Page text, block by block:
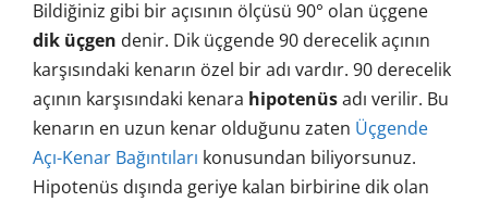
Bildiğiniz gibi bir açısının ölçüsü 90° olan üçgene
dik üçgen denir. Dik üçgende 90 derecelik açının
karşısındaki kenarın özel bir adı vardır. 90 derecelik
açının karşısındaki kenara hipotenüsadı verilir. Bu
kenarın en uzun kenar olduğunu zaten Üçgende
Açı-Kenar Bağıntıları konusundan biliyorsunuz.
Hipotenüs dışında geriye kalan birbirine dik olan